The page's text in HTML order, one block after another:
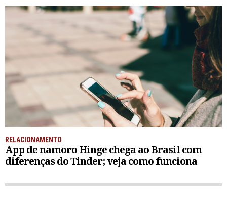
RELACIONAMENTO
App de namoro Hinge chega ao Brasil com
diferenças do Tinder; veja como funciona